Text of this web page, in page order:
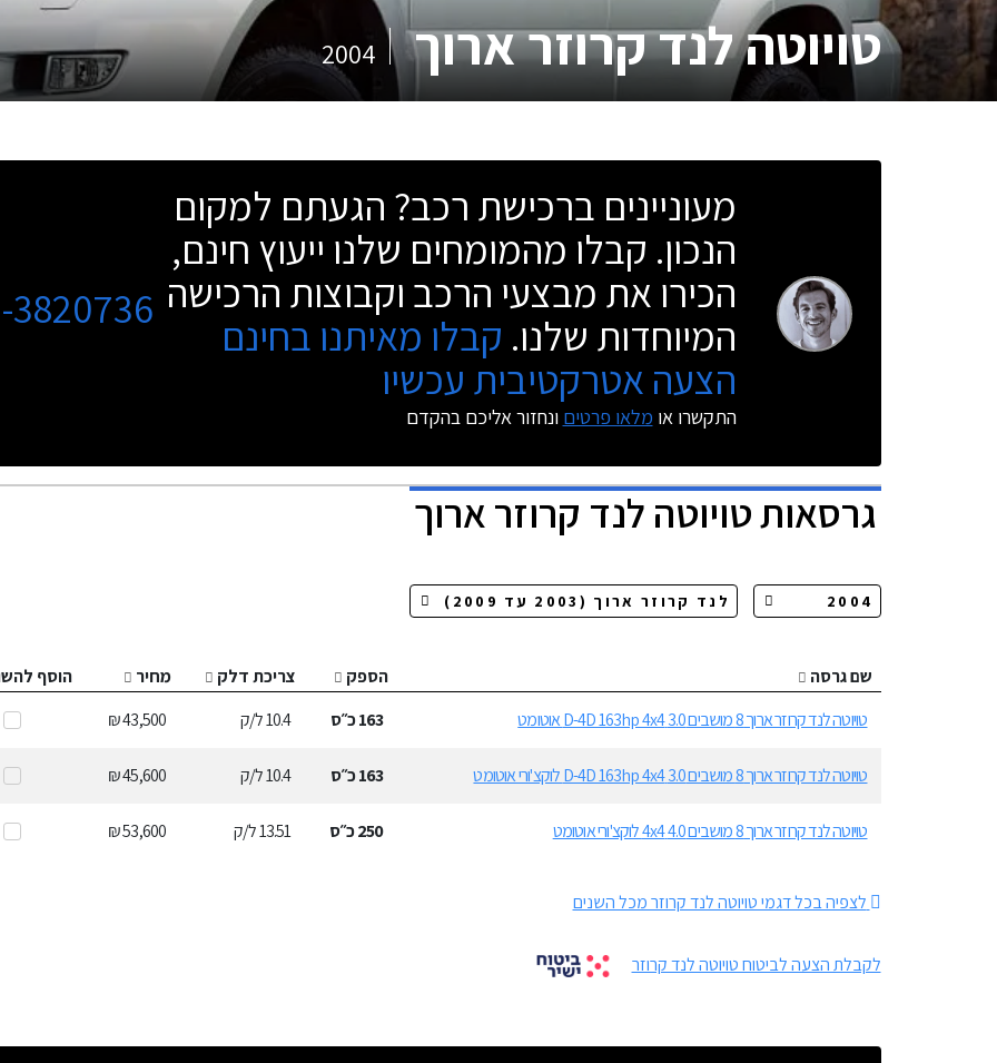
טויוטה לנד קרוזר ארוך 2004
מעוניינים ברכישת רכב? הגעתם למקום
הנכון. קבלו מהמומחים שלנו ייעוץ חינם,
הכירו את מבצעי הרכב וקבוצות הרכישה
המיוחדות שלנו. קבלו מאיתנו בחינם
הצעה אטרקטיבית עכשיו
התקשרו או מלאו פרטים ונחזור אליכם בהקדם
3820736
גרסאותטויוטה לנד קרוזר ארוך
שם גרסה הספק צריכת דלק מחיר
הוסף
טויוטה לנד קרוזר ארוך 8 מושבים 3.0 D-4D 163hp 4x4 אוטומט
163כ״ס 10.4ל/ק 43,500 ₪
טויוטה לנד קרוזר ארוך 8 מושבים 3.0 D-4D 163hp 4x4 לוקצ'ורי אוטומט 163כ״ס 10.4ל/ק 45,600 ₪
טויוטה לנד קרוזר ארוך 8 מושבים 4.0 4x4 לוקצ'ורי אוטומט 250כ״ס 13.51ל/ק 53,600 ₪
לצפיה בכל דגמי טויוטה לנד קרוזר מכל השנים
לקבלת הצעה לביטוח טויוטה לנד קרוזר